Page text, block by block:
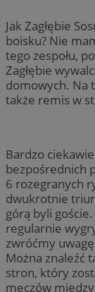
Jak Zagłębie
boisku? Nie
tego zespołu,
Zagłębie
domowych. Na
także remis w
Bardzo
bezpośrednich
6 rozegranych
dwukrotnie
górą byli
regularnie
zwróćmy
Można znaleźć
stron, który
meczów